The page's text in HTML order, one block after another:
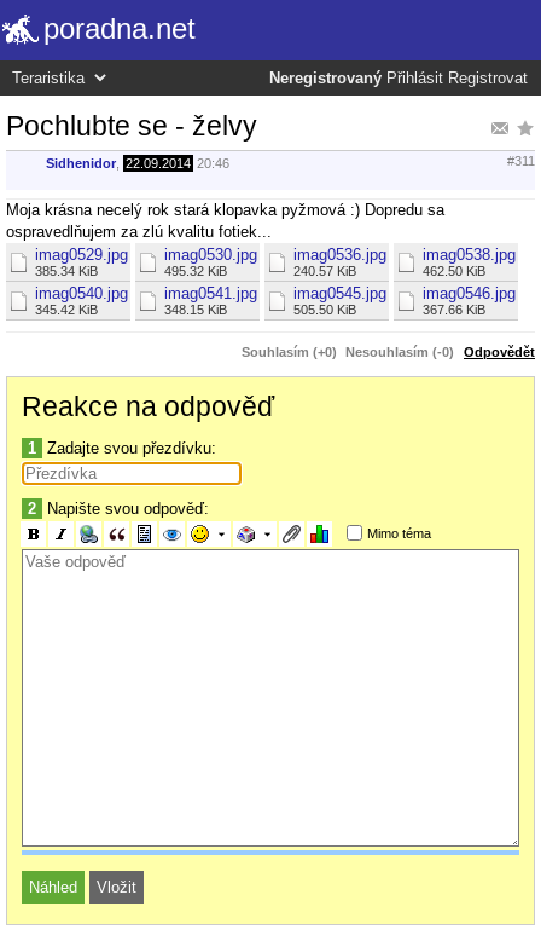
poradna.net
Neregistrovaný Přihlásit Registrovat
Pochlubte se - želvy
Sidhenidor 22.09.2014 20:46 #311
Moja krásna necelý rok stará klopavka pyžmová :) Dopredu sa
ospravedlňujem za zlú kvalitu fotiek...
imag0529.jpg
385.34 KiB
imag0530.jpg
495.32 KiB
imag0536.jpg
240.57 KiB
imag0538.jpg
462.50 KiB
imag0540.jpg
345.42 KiB
imag0541.jpg
348.15 KiB
imag0545.jpg
505.50 KiB
imag0546.jpg
367.66 KiB
Souhlasím (+0) Nesouhlasím (-0) Odpovědět
Reakce na odpověď
1 Zadajte svou přezdívku:
2 Napište svou odpověď:
Mimo téma